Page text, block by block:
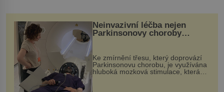
Neinvazivní léčba nejen
Parkinsonovy choroby
Ke zmírnění třesu, který doprovází
Parkinsonovu chorobu, je využívána
hluboká mozková stimulace, která
však vyžaduje vysoce invazivní